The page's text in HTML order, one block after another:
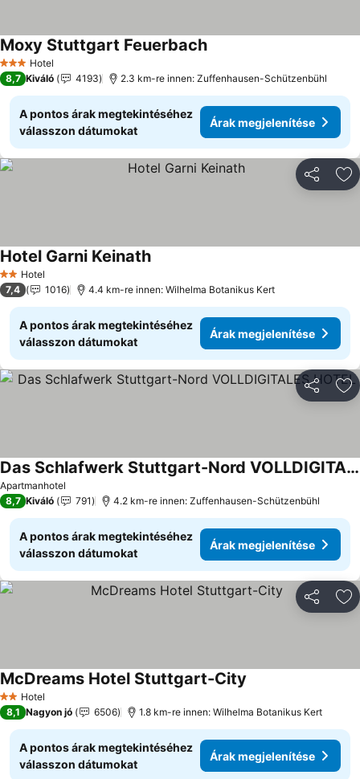
3 Kategória
Hotel
Moxy Stuttgart FeuerbachÁrak megjelenítése
8,7 Kiváló 4193 2.3 km-re innen: Zuffenhausen-Schützenbühl
A pontos árak megtekintéséhez
válasszon dátumokat
Árak megjelenítése
2 Kategória
Hotel
Hotel Garni KeinathÁrak megjelenítése
7,4 1016 4.4 km-re innen: Wilhelma Botanikus Kert
A pontos árak megtekintéséhez
válasszon dátumokat
Árak megjelenítése
Apartmanhotel
Das Schlafwerk Stuttgart-Nord VOLLDIGITALES HOTEL
Árak megjelenítése
8,7 Kiváló 791 4.2 km-re innen: Zuffenhausen-Schützenbühl
A pontos árak megtekintéséhez
válasszon dátumokat
Árak megjelenítése
2 Kategória
Hotel
McDreams Hotel Stuttgart-City
8,1 Nagyon jó 6506 1.8 km-re innen: Wilhelma Botanikus Kert
A pontos árak megtekintéséhez
válasszon dátumokat
Árak megjelenítése